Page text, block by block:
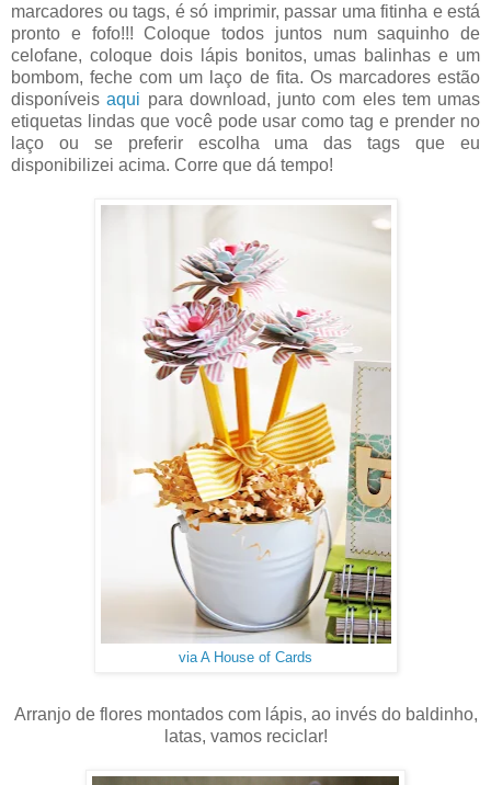
marcadores ou tags, é só imprimir, passar uma fitinha e está
pronto e fofo!!! Coloque todos juntos num saquinho de
celofane, coloque dois lápis bonitos, umas balinhas e um
bombom, feche com um laço de fita. Os marcadores estão
disponíveisaqui para download, junto com eles tem umas
etiquetas lindas que você pode usar como tag e prender no
laço ou se preferir escolha uma das tags que eu
disponibilizei acima. Corre que dá tempo!
via A House of Cards
Arranjo de flores montados com lápis, ao invés do baldinho,
latas, vamos reciclar!